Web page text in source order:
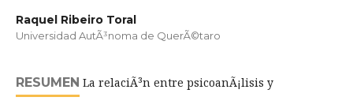
Raquel Ribeiro Toral
Universidad AutÃ³noma de QuerÃ©taro
RESUMEN La relaciÃ³n entre psicoanÃ¡lisis y